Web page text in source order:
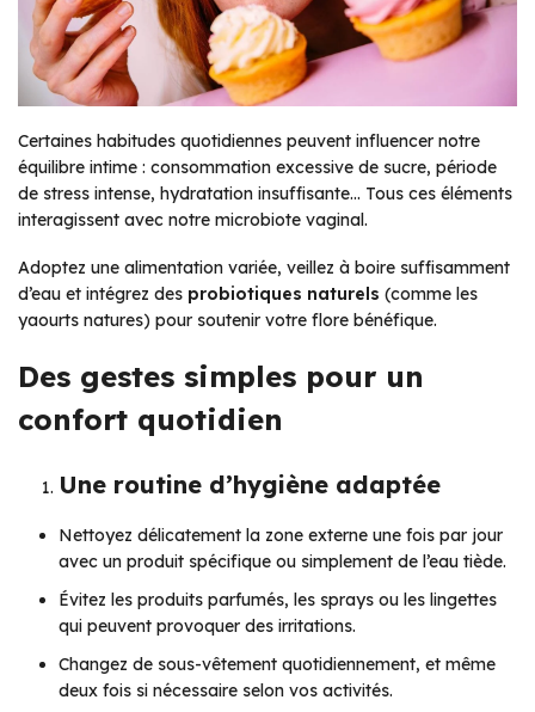
Certaines habitudes quotidiennes peuvent influencer notre
équilibre intime : consommation excessive de sucre, période
de stress intense, hydratation insuffisante… Tous ces éléments
interagissent avec notre microbiote vaginal.
Adoptez une alimentation variée, veillez à boire suffisamment
d’eau et intégrez des probiotiques naturels (comme les
yaourts natures) pour soutenir votre flore bénéfique.
Des gestes simples pour un
confort quotidien
Une routine d’hygiène adaptée
Nettoyez délicatement la zone externe une fois par jour
avec un produit spécifique ou simplement de l’eau tiède.
Évitez les produits parfumés, les sprays ou les lingettes
qui peuvent provoquer des irritations.
Changez de sous-vêtement quotidiennement, et même
deux fois si nécessaire selon vos activités.